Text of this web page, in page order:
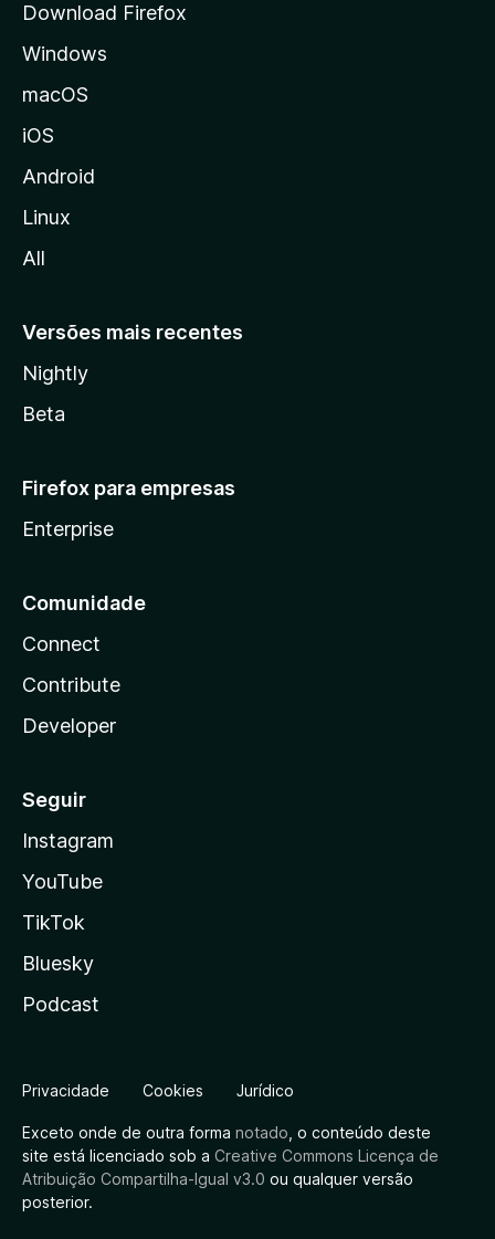
d
a
z
i
a
Download Firefox
Windows
macOS
iOS
Android
Linux
All
Versões mais recentes
Nightly
Beta
Firefox para empresas
Enterprise
Comunidade
Connect
Contribute
Developer
Seguir
Instagram
YouTube
TikTok
Bluesky
Podcast
Privacidade Cookies Jurídico
Exceto onde de outra forma notado , o conteúdo deste
site está licenciado sob a Creative Commons Licença de
Atribuição Compartilha-Igual v3.0 ou qualquer versão
posterior.